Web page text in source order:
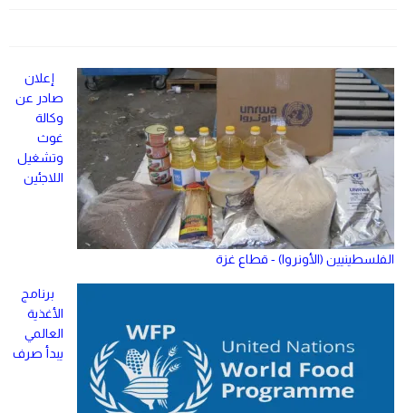
إعلان
صادر عن
وكالة
غوث
وتشغيل
اللاجئين
الفلسطينيين (الأونروا) - قطاع غزة
برنامج
الأغذية
العالمي
يبدأ صرف